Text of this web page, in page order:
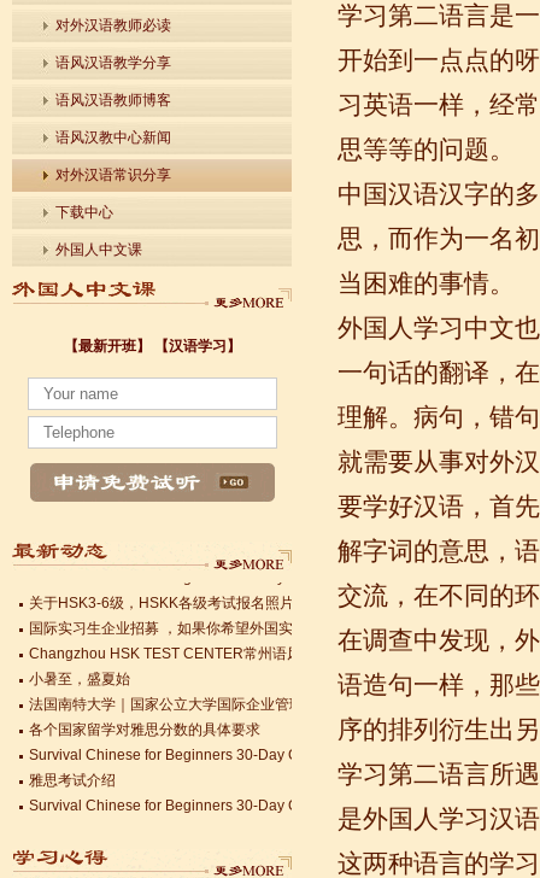
对外汉语教师必读
语风汉语教学分享
语风汉语教师博客
语风汉教中心新闻
对外汉语常识分享
下载中心
外国人中文课
【最新开班】 【汉语学习】
小暑至，盛夏始
法国南特大学｜国家公立大学国际企业管理硕士 + 跨文化职场通行证，2025 招
Survival Chinese for Beginners 30-Day Challenge day 3
Survival Chinese for Beginners 30-Day Challenge day 1
关于HSK3-6级，HSKK各级考试报名照片的通知
国际实习生企业招募 ，如果你希望外国实习生到你的公司工作，请联系我们
Changzhou HSK TEST CENTER常州语风HSK考点正式对外开考了，常州的
小暑至，盛夏始
法国南特大学｜国家公立大学国际企业管理硕士 + 跨文化职场通行证，2025 招
各个国家留学对雅思分数的具体要求
Survival Chinese for Beginners 30-Day Challenge day 3
雅思考试介绍
Survival Chinese for Beginners 30-Day Challenge day 2
Survival Chinese for Beginners 30-Day Challenge day 1
国际实习生企业招募 ，如果你希望外国实习生到你的公司工作，请联系我们
语风汉语无锡校 Zack
我叫Zack,我是法国人，无锡语风汉教中
心是一个学习中国文化和对外汉语的好
地方，我在语风汉语学习到非常多的汉
语知识和赵国文化...
学习第二语言是
开始到一点点的
习英语一样，经
思等等的问题。
中国汉语汉字的
思，而作为一名
当困难的事情。
外国人学习中文
一句话的翻译，
理解。病句，错
就需要从事对外
要学好汉语，首
解字词的意思，
交流，在不同的
在调查中发现，
语造句一样，那
序的排列衍生出
学习第二语言所
是外国人学习汉
这两种语言的学